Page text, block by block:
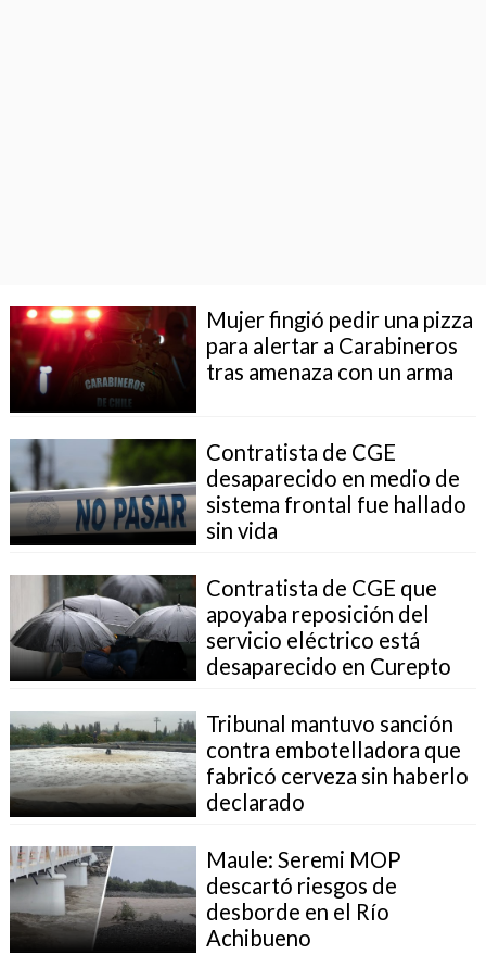
Mujer fingió pedir una pizza
para alertar a Carabineros
tras amenaza con un arma
Contratista de CGE
desaparecido en medio de
sistema frontal fue hallado
sin vida
Contratista de CGE que
apoyaba reposición del
servicio eléctrico está
desaparecido en Curepto
Tribunal mantuvo sanción
contra embotelladora que
fabricó cerveza sin haberlo
declarado
Maule: Seremi MOP
descartó riesgos de
desborde en el Río
Achibueno